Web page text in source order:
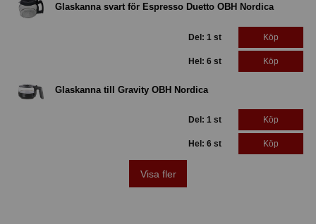
Glaskanna svart för Espresso Duetto OBH Nordica
Del: 1 st Köp
Hel: 6 st Köp
Glaskanna till Gravity OBH Nordica
Del: 1 st Köp
Hel: 6 st Köp
Visa fler